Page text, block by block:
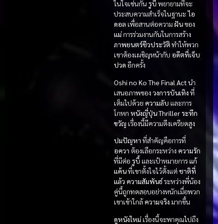
ในใจเช่นกัน รูบี้ พยายามที่จะ
ประสบความสำเร็จในฐานะไอ
ดอล เพื่อสานต่อความ ฝันของ
แม่การร่วมงานกันในการสร้าง
ภาพยนตร์ชีวประวัติ ทำให้พวก
เขาต้องเผชิญหน้ากับ อดีตที่เจ็บ
ปวด อีกครั้ง
Oshi no Ko The Final Act นำ
เสนอภาพของ วงการบันเทิง ที่
เต็มไปด้วย ความลับ และการ
โกหก หนังญี่ปุ่นThriller ระทึก
ขวัญ เรื่องนี้มีความตึงเครียดสูง
ปมปัญหา ที่สำคัญคือการที่
อควา ต้องเลือกระหว่าง ความรัก
ที่มีต่อ รูบี้ และเป้าหมายการแก้
แค้นที่เขาตั้งใจไว้ตั้งแต่ ชาติที่
แล้ว ความสัมพันธ์ระหว่างพี่น้อง
คู่นี้ถูกทดสอบอย่างหนักเมื่อพวก
เขาเข้าใกล้ความจริง มากขึ้น
ดูหนังใหม่ เรื่องนี้จะพาคุณไปถึง